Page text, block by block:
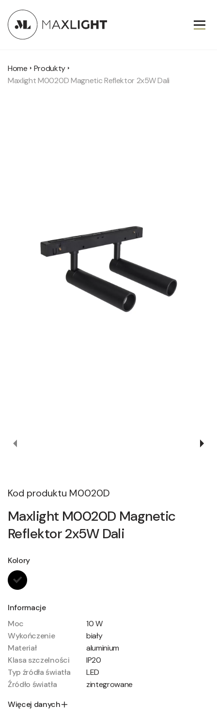
Home
Produkty
Maxlight M0020D Magnetic Reflektor 2x5W Dali
Kod produktu M0020D
Maxlight M0020D Magnetic
Reflektor 2x5W Dali
Kolory
Informacje
Moc
10 W
Wykończenie
biały
Materiał
aluminium
Klasa szczelności
IP20
Typ źródła światła
LED
Źródło światła
zintegrowane
Więcej danych